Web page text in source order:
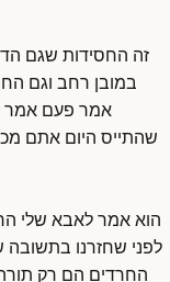
זה החסידות שגם
במובן רחב וגם
אמר פעם אמר
שהתייס היום אתם
הוא אמר לאבא שלי
לפני שחזרנו בתשובה
החרדים הם רק